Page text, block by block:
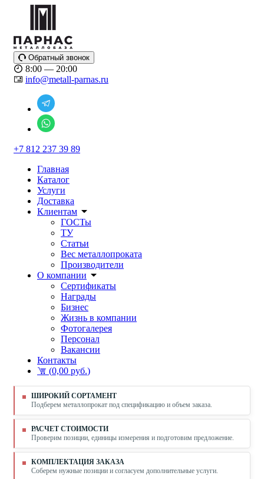
Обратный звонок
8:00 — 20:00
info@metall-parnas.ru
+7 812 237 39 89
Главная
Каталог
Услуги
Доставка
Клиентам
ГОСТы
ТУ
Статьи
Вес металлопроката
Производители
О компании
Сертификаты
Награды
Бизнес
Жизнь в компании
Фотогалерея
Персонал
Вакансии
Контакты
(0,00 руб.)
ШИРОКИЙ СОРТАМЕНТ
Подберем металлопрокат под спецификацию и объем заказа.
РАСЧЕТ СТОИМОСТИ
Проверим позиции, единицы измерения и подготовим предложение.
КОМПЛЕКТАЦИЯ ЗАКАЗА
Соберем нужные позиции и согласуем дополнительные услуги.